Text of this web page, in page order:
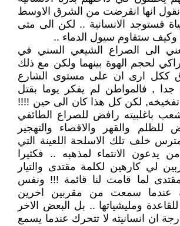
نقول انها انقرضت من الشرق الاوسط
فستوجد الانسانية .. لكن الى متى
وكيف ستقاوم سيول الدماء ..
الى الصراع الشيعي السني في
لحجم الهوة بينهما ولكن مع ذلك
ككل ارى ان على مستوى الشارع
, فالمواطن لم يفكر يوما بقتل
تفخيخه, لكن كل هذا كان الى حين !!!!
باغلبيته رافض للصراع الطائفي
والقهر والاقصاء والتهجير
خلف تلك الاسلحة اللعينة التي
يدعون الانتماء لمذهبه .. فكثيرا
لي كارهين لكلمة مقتدى والتيار
مقتدى لما قامت لنا قائمة !!! ونفس
عندما سمعت من مقربين اخرين
ومليشياتها .. بل البعض الاخر
ان انسانيته لا تتحرك عندما يسمع